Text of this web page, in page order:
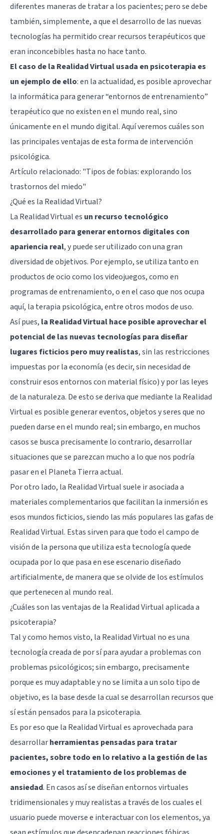
diferentes maneras de tratar a los pacientes; pero se debe
también, simplemente, a que el desarrollo de las nuevas
tecnologías ha permitido crear recursos terapéuticos que
eran inconcebibles hasta no hace tanto.
El caso de la Realidad Virtual usada en psicoterapia es
un ejemplo de ello: en la actualidad, es posible aprovechar
la informática para generar “entornos de entrenamiento”
terapéutico que no existen en el mundo real, sino
únicamente en el mundo digital. Aquí veremos cuáles son
las principales ventajas de esta forma de intervención
psicológica.
Artículo relacionado: "Tipos de fobias: explorando los
trastornos del miedo"
¿Qué es la Realidad Virtual?
La Realidad Virtual es un recurso tecnológico
desarrollado para generar entornos digitales con
apariencia real, y puede ser utilizado con una gran
diversidad de objetivos. Por ejemplo, se utiliza tanto en
productos de ocio como los videojuegos, como en
programas de entrenamiento, o en el caso que nos ocupa
aquí, la terapia psicológica, entre otros modos de uso.
Así pues, la Realidad Virtual hace posible aprovechar el
potencial de las nuevas tecnologías para diseñar
lugares ficticios pero muy realistas, sin las restricciones
impuestas por la economía (es decir, sin necesidad de
construir esos entornos con material físico) y por las leyes
de la naturaleza. De esto se deriva que mediante la Realidad
Virtual es posible generar eventos, objetos y seres que no
pueden darse en el mundo real; sin embargo, en muchos
casos se busca precisamente lo contrario, desarrollar
situaciones que se parezcan mucho a lo que nos podría
pasar en el Planeta Tierra actual.
Por otro lado, la Realidad Virtual suele ir asociada a
materiales complementarios que facilitan la inmersión es
esos mundos ficticios, siendo las más populares las gafas de
Realidad Virtual. Estas sirven para que todo el campo de
visión de la persona que utiliza esta tecnología quede
ocupada por lo que pasa en ese escenario diseñado
artificialmente, de manera que se olvide de los estímulos
que pertenecen al mundo real.
¿Cuáles son las ventajas de la Realidad Virtual aplicada a
psicoterapia?
Tal y como hemos visto, la Realidad Virtual no es una
tecnología creada de por sí para ayudar a problemas con
problemas psicológicos; sin embargo, precisamente
porque es muy adaptable y no se limita a un solo tipo de
objetivo, es la base desde la cual se desarrollan recursos que
sí están pensados para la psicoterapia.
Es por eso que la Realidad Virtual es aprovechada para
desarrollarherramientas pensadas para tratar
pacientes, sobre todo en lo relativo a la gestión de las
emociones y el tratamiento de los problemas de
ansiedad. En casos así se diseñan entornos virtuales
tridimensionales y muy realistas a través de los cuales el
usuario puede moverse e interactuar con los elementos, ya